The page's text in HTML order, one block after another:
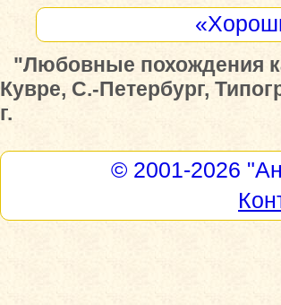
"Любовные похождения
Кувре, С.-Петербург,
г.
© 2001-2026